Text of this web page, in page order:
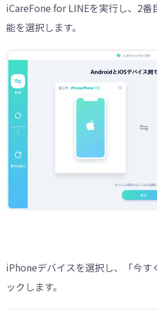
iCareFone for LINEを実行し、2
能を選択します。
iPhoneデバイスを選択し、「今す
ックします。